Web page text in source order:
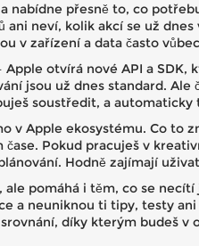
nabídne přesně to, co
neví, kolik akcí se už
v zařízení a data často
otvírá nové API a
jsou už dnes standard.
soustředit, a
v Apple ekosystému. Co to
Pokud pracuješ v
Hodně zajímají
pomáhá i těm, co se
a neuniknou ti tipy, testy
díky kterým budeš